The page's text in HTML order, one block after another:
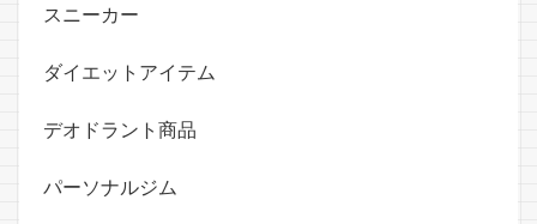
スニーカー
ダイエットアイテム
デオドラント商品
パーソナルジム